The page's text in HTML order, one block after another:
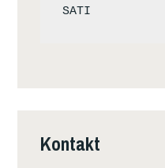
Kontakt